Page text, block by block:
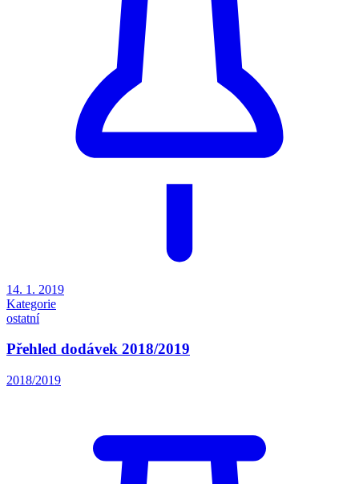
14. 1. 2019
Kategorie
ostatní
Přehled dodávek 2018/2019
2018/2019